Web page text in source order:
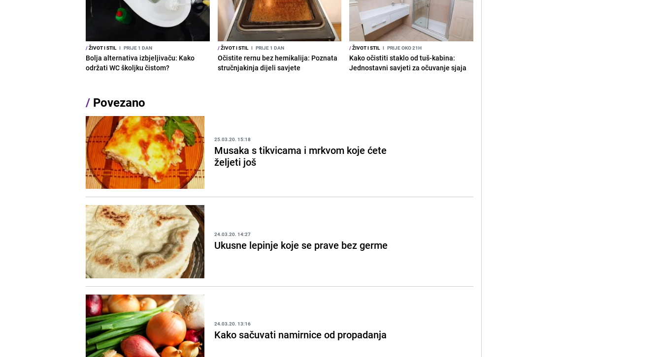
/ŽIVOT I STIL I PRIJE 1 DAN
Bolja alternativa izbjeljivaču: Kako
održati WC školjku čistom?
/ŽIVOT I STIL I PRIJE 1 DAN
Očistite rernu bez hemikalija: Poznata
stručnjakinja dijeli savjete
/ŽIVOT I STIL I PRIJE OKO 21H
Kako očistiti staklo od tuš-kabina:
Jednostavni savjeti za očuvanje sjaja
/ Povezano
25.03.20. 15:18
Musaka s tikvicama i mrkvom koje ćete
željeti još
24.03.20. 14:27
Ukusne lepinje koje se prave bez germe
24.03.20. 13:16
Kako sačuvati namirnice od propadanja